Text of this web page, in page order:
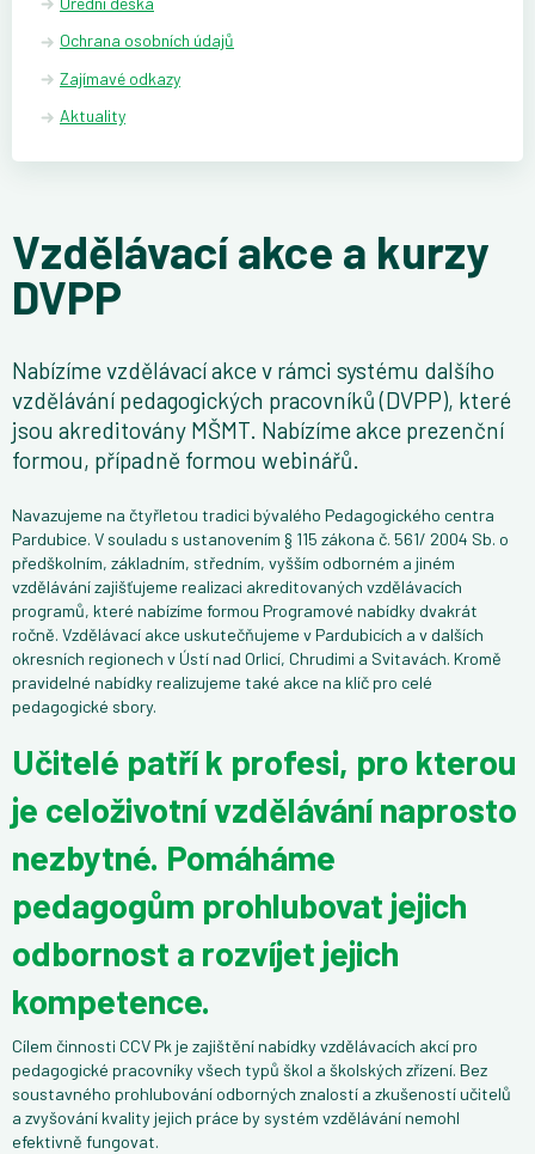
Ochrana osobních údajů
Zajímavé odkazy
Aktuality
Vzdělávací akce a kurzy
DVPP
Nabízíme vzdělávací akce v rámci systému dalšího
vzdělávání pedagogických pracovníků (DVPP), které
jsou akreditovány MŠMT. Nabízíme akce prezenční
formou, případně formou webinářů.
Navazujeme na čtyřletou tradici bývalého Pedagogického centra
Pardubice. V souladu s ustanovením § 115 zákona č. 561/ 2004 Sb. o
předškolním, základním, středním, vyšším odborném a jiném
vzdělávání zajišťujeme realizaci akreditovaných vzdělávacích
programů, které nabízíme formou Programové nabídky dvakrát
ročně. Vzdělávací akce uskutečňujeme v Pardubicích a v dalších
okresních regionech v Ústí nad Orlicí, Chrudimi a Svitavách. Kromě
pravidelné nabídky realizujeme také akce na klíč pro celé
pedagogické sbory.
Učitelé patří k profesi, pro kterou
je celoživotní vzdělávání naprosto
nezbytné. Pomáháme
pedagogům prohlubovat jejich
odbornost a rozvíjet jejich
kompetence.
Cílem činnosti CCV Pk je zajištění nabídky vzdělávacích akcí pro
pedagogické pracovníky všech typů škol a školských zřízení. Bez
soustavného prohlubování odborných znalostí a zkušeností učitelů
a zvyšování kvality jejich práce by systém vzdělávání nemohl
efektivně fungovat.